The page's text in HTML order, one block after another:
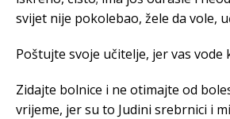
svijet nije pokolebao, žele da vole,
Poštujte svoje učitelje, jer vas vode
Zidajte bolnice i ne otimajte od
vrijeme, jer su to Judini srebrnici i